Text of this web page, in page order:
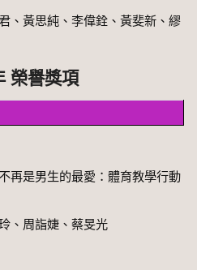
、黃思純、李偉銓、黃斐新、繆
榮譽獎項
再是男生的最愛：體育教學行動
、周詣婕、蔡旻光